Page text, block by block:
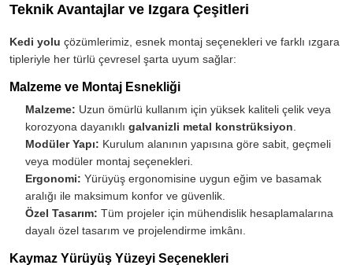
Teknik Avantajlar ve Izgara Çeşitleri
Kedi yolu çözümlerimiz, esnek montaj seçenekleri ve farklı ızgara
tipleriyle her türlü çevresel şarta uyum sağlar:
Malzeme ve Montaj Esnekliği
Malzeme: Uzun ömürlü kullanım için yüksek kaliteli çelik veya
korozyona dayanıklı galvanizli metal konstrüksiyon
Modüler Yapı: Kurulum alanının yapısına göre sabit, geçmeli
veya modüler montaj seçenekleri.
Ergonomi: Yürüyüş ergonomisine uygun eğim ve basamak
aralığı ile maksimum konfor ve güvenlik.
Özel Tasarım: Tüm projeler için mühendislik hesaplamalarına
dayalı özel tasarım ve projelendirme imkânı.
Kaymaz Yürüyüş Yüzeyi Seçenekleri